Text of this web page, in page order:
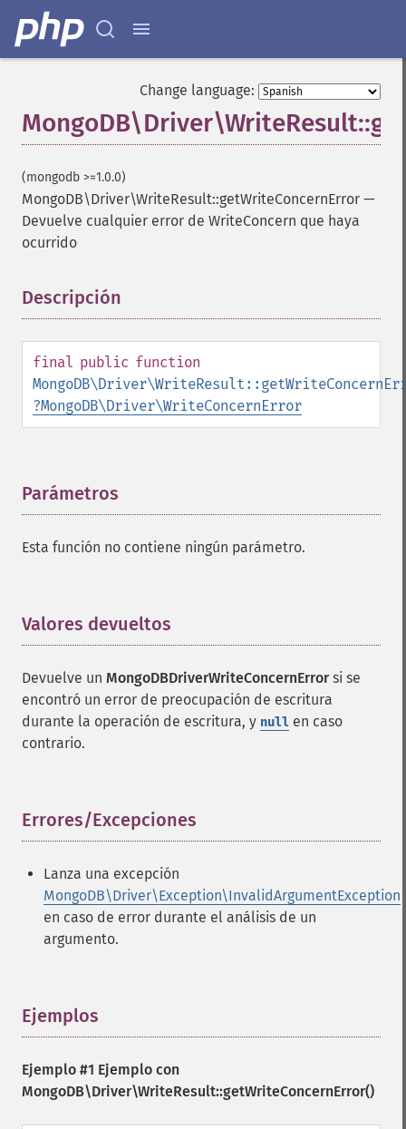
Change language:
(mongodb >=1.0.0)
MongoDB\Driver\WriteResult::getWriteConcernError —
Devuelve cualquier error de WriteConcern que haya
ocurrido
Descripción
final public function
?MongoDB\Driver\WriteConcernError
Parámetros
Esta función no contiene ningún parámetro.
Valores devueltos
Devuelve un MongoDBDriverWriteConcernErrorsi se
encontró un error de preocupación de escritura
durante la operación de escritura, y null en caso
contrario.
Errores/Excepciones
Lanza una excepción
MongoDB\Driver\Exception\InvalidArgumentException
en caso de error durante el análisis de un
argumento.
Ejemplos
Ejemplo #1 Ejemplo con
MongoDB\Driver\WriteResult::getWriteConcernError()